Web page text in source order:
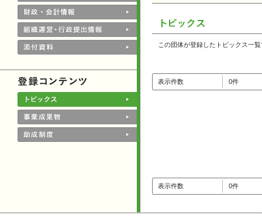
この団体が登録したトピックス一
表示件数 0件
表示件数 0件